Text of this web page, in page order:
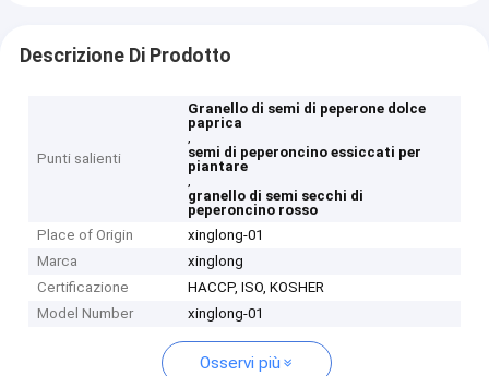
Descrizione Di Prodotto
Punti salienti
Granello di semi di peperone dolce
paprica
,
semi di peperoncino essiccati per
piantare
,
granello di semi secchi di
peperoncino rosso
Place of Origin
xinglong-01
Marca
xinglong
Certificazione
HACCP, ISO, KOSHER
Model Number
xinglong-01
Osservi più